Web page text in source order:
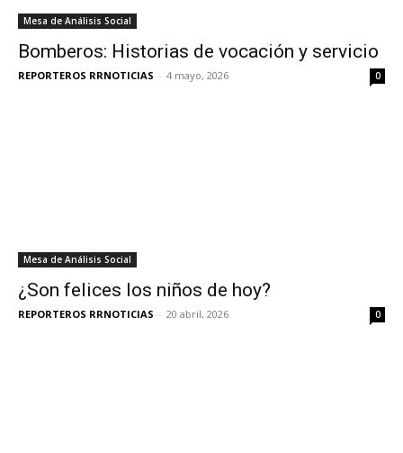
Mesa de Análisis Social
Bomberos: Historias de vocación y servicio
REPORTEROS RRNOTICIAS - 4 mayo, 2026 0
Mesa de Análisis Social
¿Son felices los niños de hoy?
REPORTEROS RRNOTICIAS - 20 abril, 2026 0